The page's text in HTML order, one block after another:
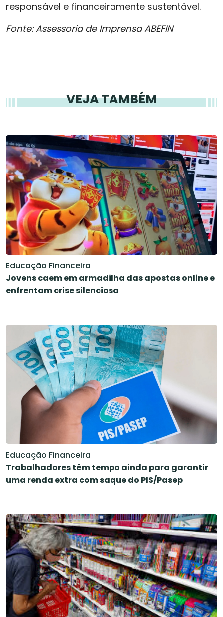
responsável e financeiramente sustentável.
Fonte: Assessoria de Imprensa ABEFIN
VEJA TAMBÉM
Educação Financeira
Jovens caem em armadilha das apostas online e
enfrentam crise silenciosa
Educação Financeira
Trabalhadores têm tempo ainda para garantir
uma renda extra com saque do PIS/Pasep